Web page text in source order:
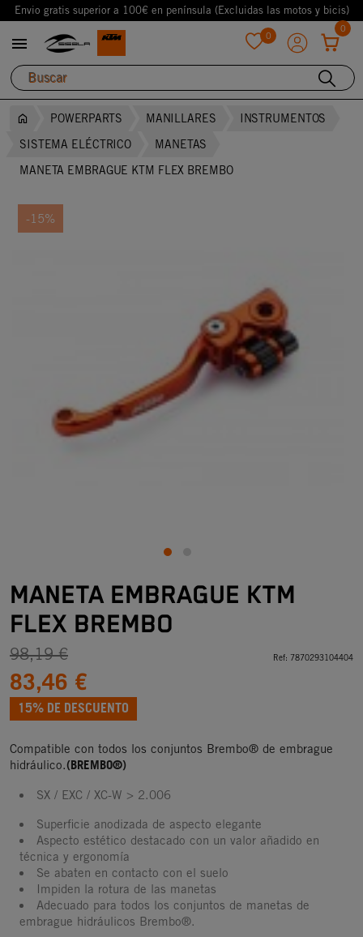
Envio gratis superior a 100€ en península (Excluidas las motos y bicis)
 0
0
POWERPARTS MANILLARES
INSTRUMENTOS
SISTEMA ELÉCTRICO
MANETAS
MANETA EMBRAGUE KTM FLEX BREMBO
-15%
MANETA EMBRAGUE KTM
FLEX BREMBO
98,19 €
83,46 €
15% DE DESCUENTO
Ref: 7870293104404
Compatible con todos los conjuntos Brembo® de embrague
hidráulico.(BREMBO®)
SX / EXC / XC-W > 2.006
Superficie anodizada de aspecto elegante
Aspecto estético destacado con un valor añadido en
técnica y ergonomía
Se abaten en contacto con el suelo
Impiden la rotura de las manetas
Adecuado para todos los conjuntos de manetas de
embrague hidráulicos Brembo®.